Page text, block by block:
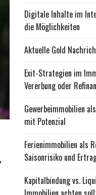
Digitale Inhalte im
die Möglichkeiten
Aktuelle Gold
Exit-Strategien im
Vererbung oder
Gewerbeimmobilien
mit Potenzial
Ferienimmobilien als
Saisonrisiko und
Kapitalbindung vs.